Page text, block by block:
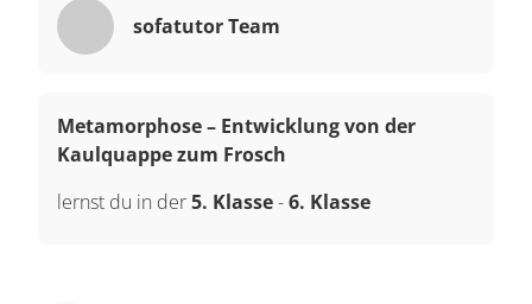
sofatutor Team
Metamorphose – Entwicklung von der
Kaulquappe zum Frosch
lernst du in der5. Klasse-6. Klasse